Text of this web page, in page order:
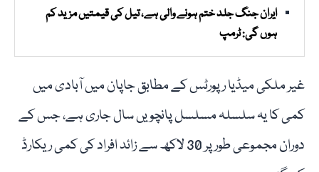
ایران جنگ جلد ختم ہونے والی ہے، تیل کی قیمتیں مزید کم
ہوں گی: ٹرمپ
غیر ملکی میڈیا رپورٹس کے مطابق جاپان میں آبادی میں
کمی کا یہ سلسلہ مسلسل پانچویں سال جاری ہے، جس کے
دوران مجموعی طور پر 30 لاکھ سے زائد افراد کی کمی ریکارڈ